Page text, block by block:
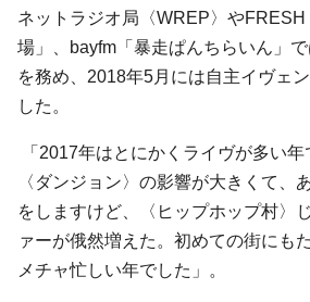
ネットラジオ局〈WREP〉や
場」、bayfm「暴走ぱんちらいん」
を務め、2018年5月には自主イヴェ
した。
「2017年はとにかくライヴが多い年
〈ダンジョン〉の影響が大きくて、
をしますけど、〈ヒップホップ村〉
ァーが俄然増えた。初めての街にも
メチャ忙しい年でした」。